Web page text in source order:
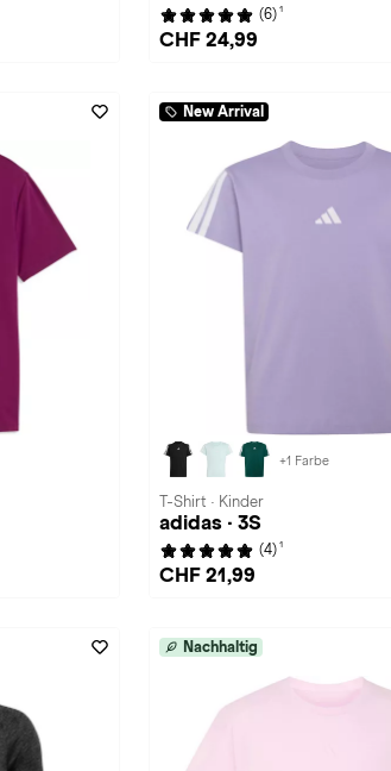
(6) 1
CHF 24,99
New Arrival
+1 Farbe
T-Shirt · Kinder
adidas · 3S
(4) 1
CHF 21,99
Nachhaltig